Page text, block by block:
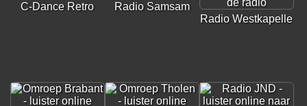
C-Dance Retro
Radio Samsam
Radio Westkapelle